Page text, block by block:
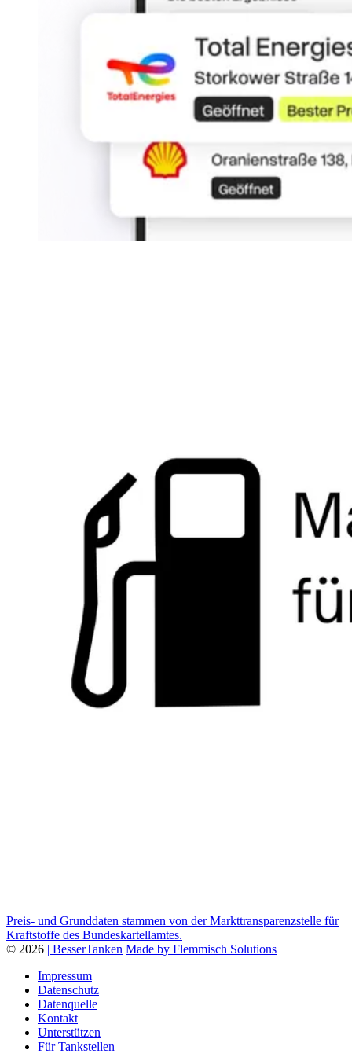
Preis- und Grunddaten stammen von der Markttransparenzstelle für
Kraftstoffe des Bundeskartellamtes.
© 2026 | BesserTanken Made by Flemmisch Solutions
Impressum
Datenschutz
Datenquelle
Kontakt
Unterstützen
Für Tankstellen